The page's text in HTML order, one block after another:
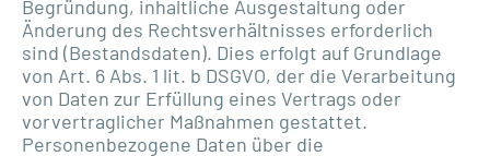
Begründung, inhaltliche Ausgestaltung oder
Änderung des Rechtsverhältnisses erforderlich
sind (Bestandsdaten). Dies erfolgt auf Grundlage
von Art. 6 Abs. 1 lit. b DSGVO, der die Verarbeitung
von Daten zur Erfüllung eines Vertrags oder
vorvertraglicher Maßnahmen gestattet.
Personenbezogene Daten über die